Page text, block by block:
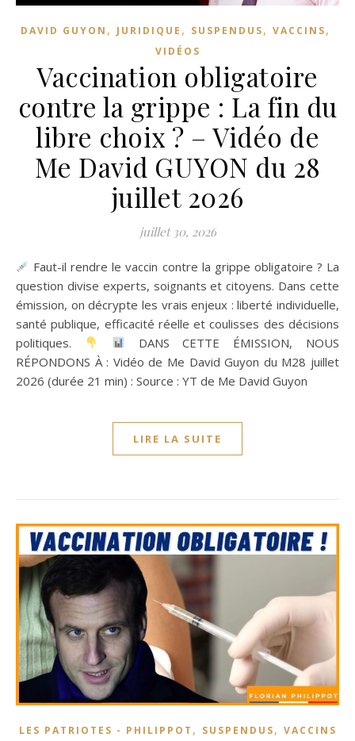
DAVID GUYON , JURIDIQUE , SUSPENDUS, VACCINS,
VIDÉOS
Vaccination obligatoire
contre la grippe : La fin du
libre choix ? – Vidéo de
Me David GUYON du 28
juillet 2026
juillet 30, 2026
Faut-il rendre le vaccin contre la grippe obligatoire ? La
question divise experts, soignants et citoyens. Dans cette
émission, on décrypte les vrais enjeux : liberté individuelle,
santé publique, efficacité réelle et coulisses des décisions
politiques.
DANS CETTE ÉMISSION, NOUS
RÉPONDONS À : Vidéo de Me David Guyon du M28 juillet
2026 (durée 21 min) : Source : YT de Me David Guyon
LIRE LA SUITE
LES PATRIOTES - PHILIPPOT , SUSPENDUS, VACCINS